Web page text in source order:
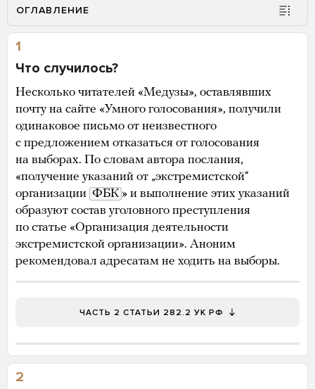
ОГЛАВЛЕНИЕ
1
Что случилось?
Несколько читателей «Медузы», оставлявших
почту на сайте «Умного голосования», получили
одинаковое письмо от неизвестного
с предложением отказаться от голосования
на выборах. По словам автора послания,
«получение указаний от „экстремистской“
организации ФБК » и выполнение этих указаний
образуют состав уголовного преступления
по статье «Организация деятельности
экстремистской организации». Аноним
рекомендовал адресатам не ходить на выборы.
ЧАСТЬ 2 СТАТЬИ 282.2 УК РФ
2